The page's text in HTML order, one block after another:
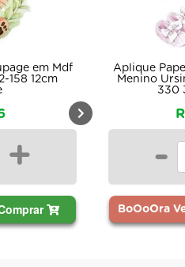
em Mdf
158 12cm
+
Aplique
Menino
330
-
BoOoOra